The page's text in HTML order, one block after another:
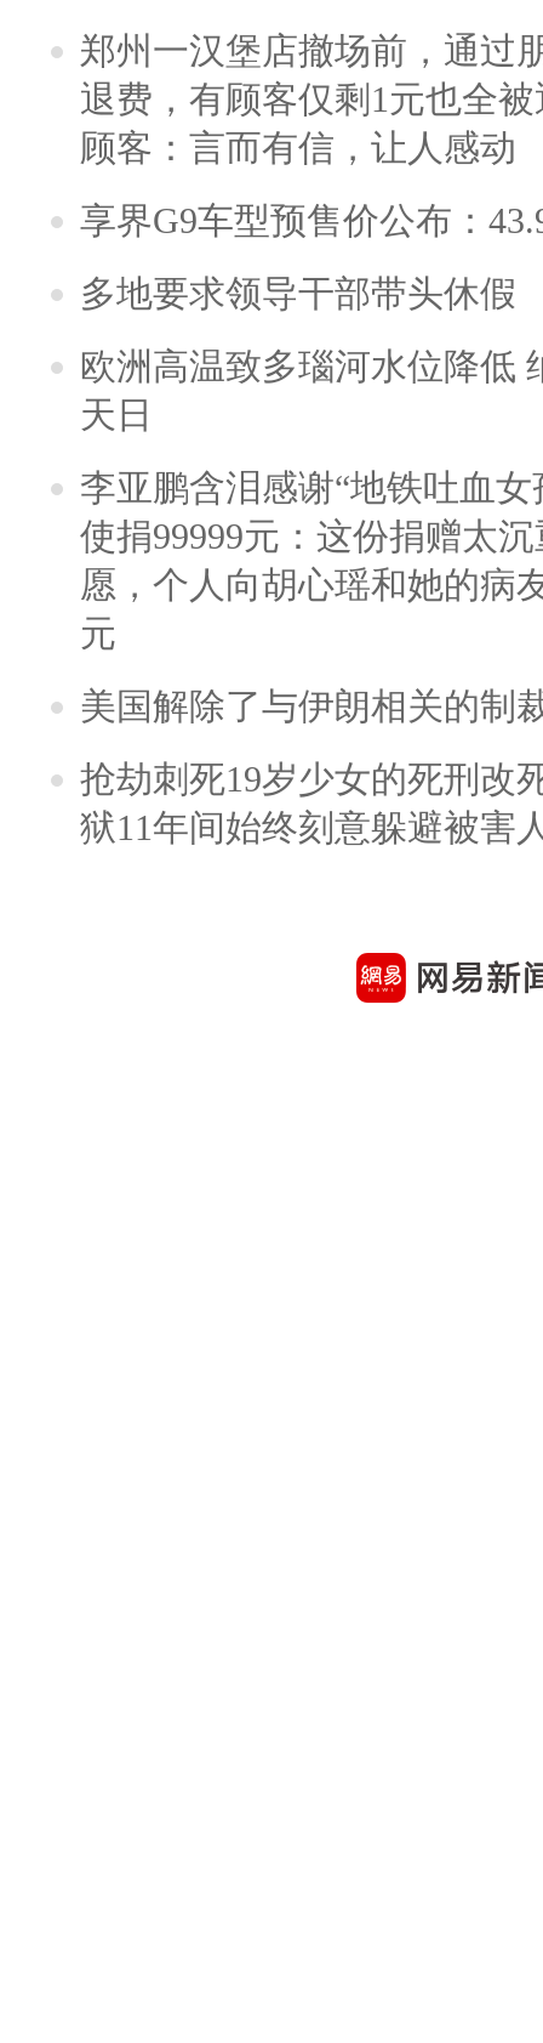
郑州一汉堡店撤场前，通过
退费，有顾客仅剩1元也全
顾客：言而有信，让人感动
享界G9车型预售价公布：
多地要求领导干部带头休假
欧洲高温致多瑙河水位降低
天日
李亚鹏含泪感谢“地铁吐血
使捐99999元：这份捐赠太
愿，个人向胡心瑶和她的病
元
美国解除了与伊朗相关的制
抢劫刺死19岁少女的死刑改
狱11年间始终刻意躲避被害